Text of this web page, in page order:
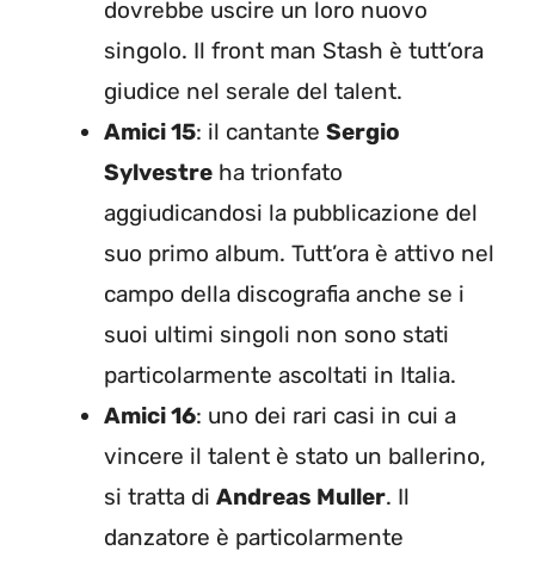
dovrebbe uscire un loro nuovo
singolo. Il front man Stash è tutt’ora
giudice nel serale del talent.
Amici 15: il cantante Sergio
Sylvestre ha trionfato
aggiudicandosi la pubblicazione del
suo primo album. Tutt’ora è attivo nel
campo della discografia anche se i
suoi ultimi singoli non sono stati
particolarmente ascoltati in Italia.
Amici 16: uno dei rari casi in cui a
vincere il talent è stato un ballerino,
si tratta di Andreas Muller. Il
danzatore è particolarmente